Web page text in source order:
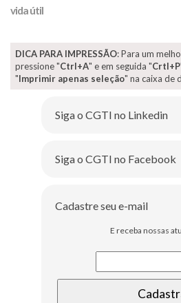
vida útil
DICA PARA IMPRESSÃO: Para um
pressione "Ctrl+A" e em seguida "Crtl+P
"Imprimir apenas seleção" na caixa de
Siga o CGTI no Linkedin
Siga o CGTI no Facebook
Cadastre seu e-mail
E receba nossas